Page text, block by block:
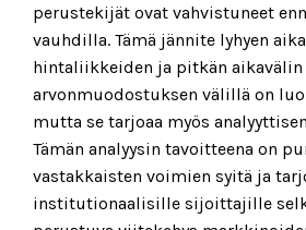
perustekijät ovat vahvistuneet
vauhdilla. Tämä jännite lyhyen
hintaliikkeiden ja pitkän aikavälin
arvonmuodostuksen välillä on
mutta se tarjoaa myös
Tämän analyysin tavoitteena on
vastakkaisten voimien syitä ja
institutionaalisille sijoittajille